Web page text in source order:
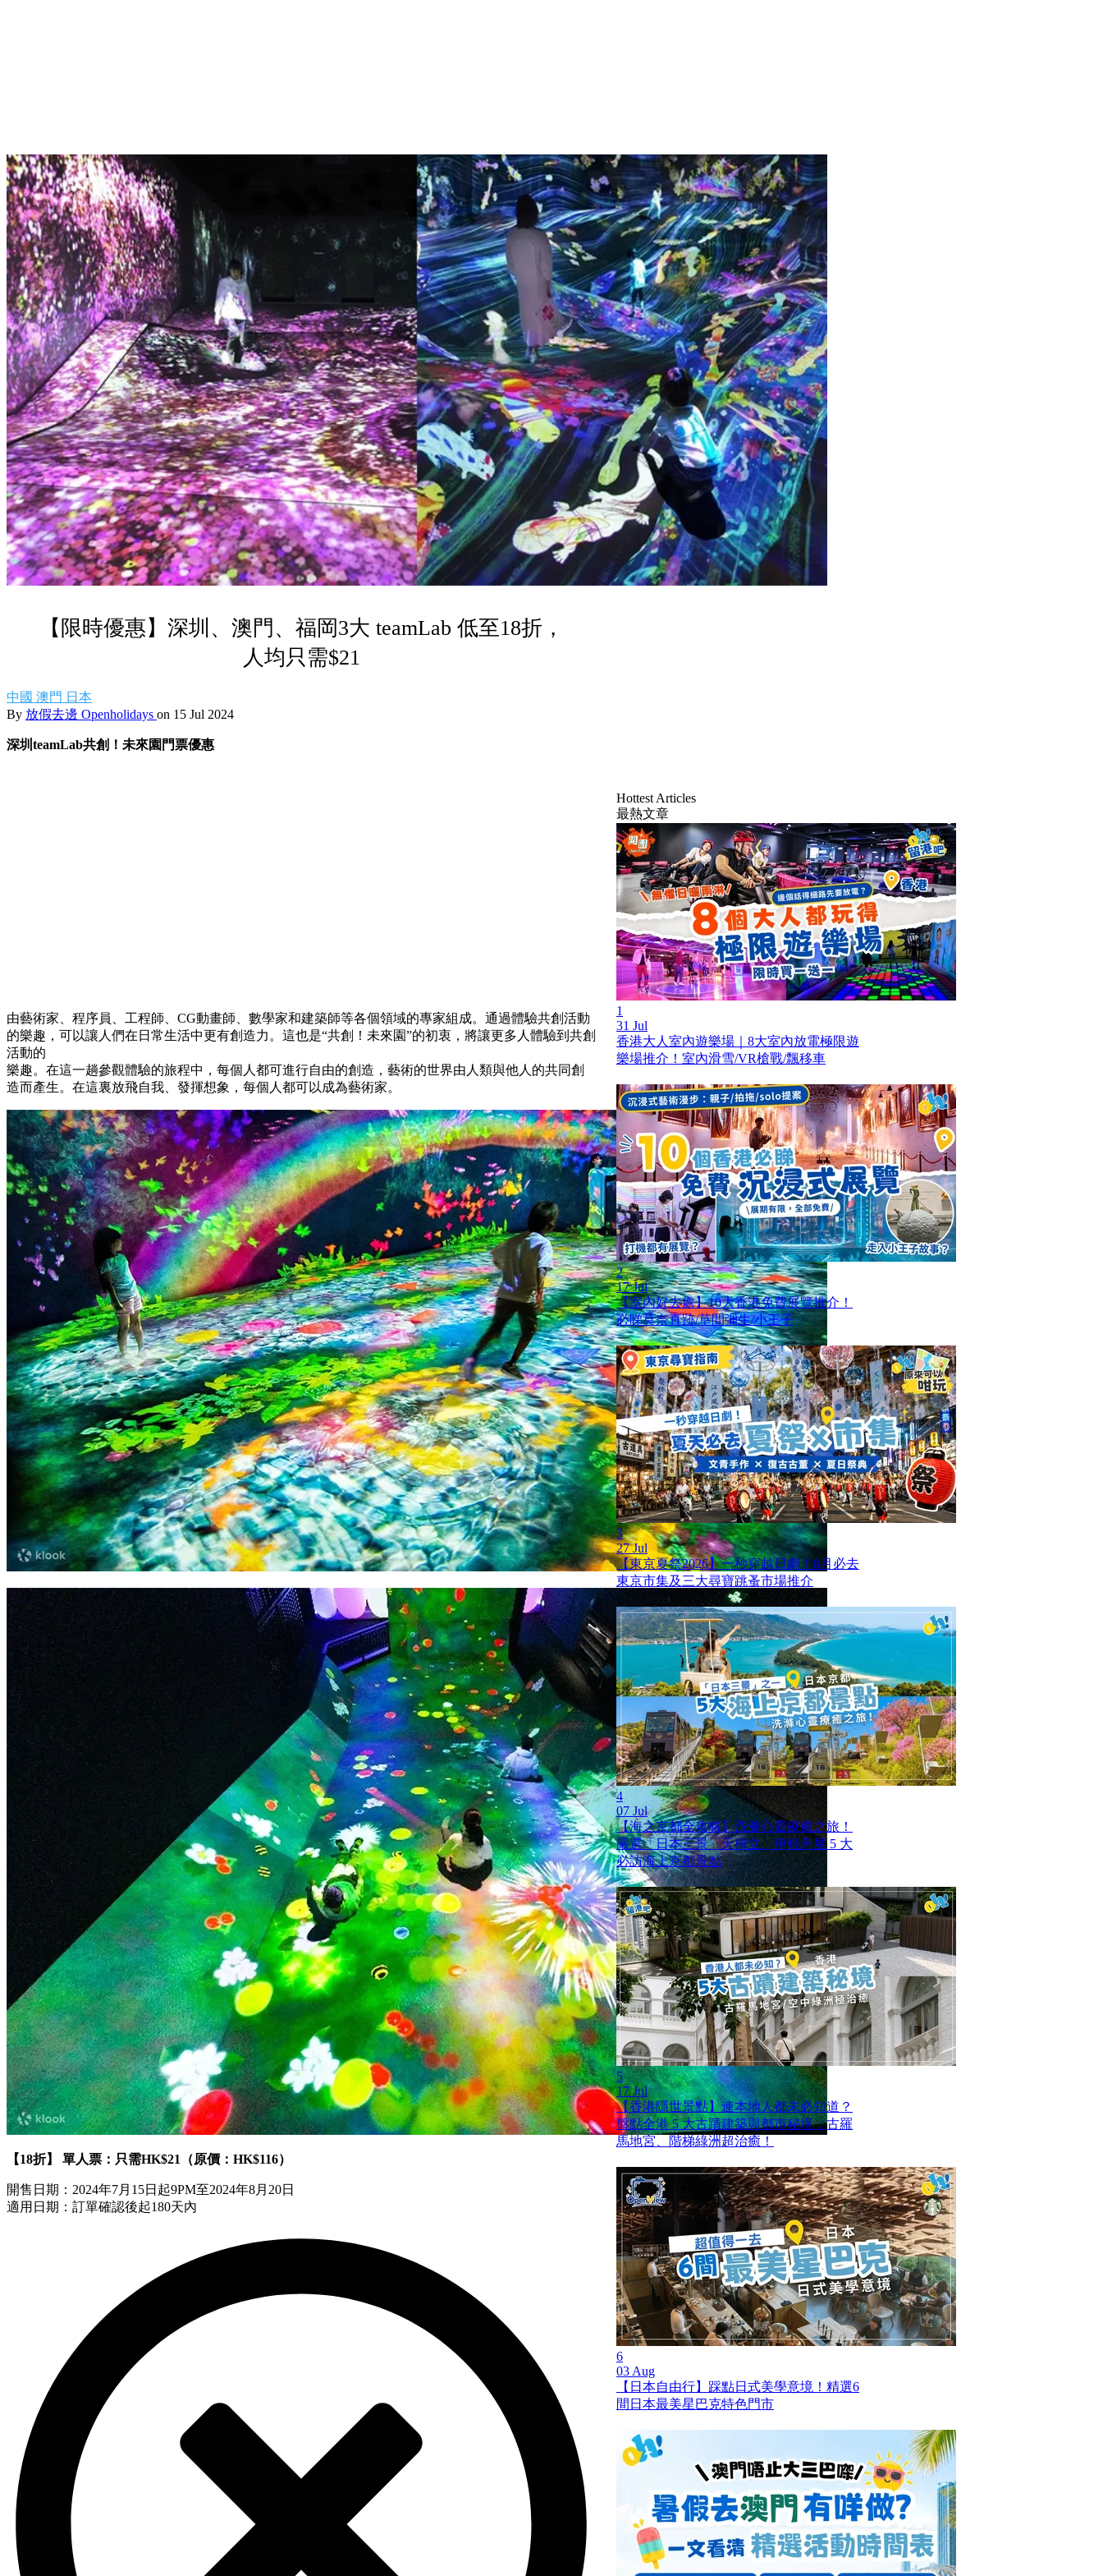
【限時優惠】深圳、澳門、福岡3大 teamLab 低至18折，
人均只需$21
中國 澳門 日本
By 放假去邊 Openholidays on 15 Jul 2024
深圳teamLab共創！未來園門票優惠
由藝術家、程序員、工程師、CG動畫師、數學家和建築師等各個領域的專家組成。通過體驗共創活動
的樂趣，可以讓人們在日常生活中更有創造力。這也是“共創！未來園”的初衷，將讓更多人體驗到共創
活動的
樂趣。在這一趟參觀體驗的旅程中，每個人都可進行自由的創造，藝術的世界由人類與他人的共同創
造而產生。在這裏放飛自我、發揮想象，每個人都可以成為藝術家。
【18折】 單人票：只需HK$21（原價：HK$116）
開售日期：2024年7月15日起9PM至2024年8月20日
適用日期：訂單確認後起180天內
Hottest Articles
最熱文章
1
31 Jul
香港大人室內遊樂場｜8大室內放電極限遊
樂場推介！室內滑雪/VR槍戰/飄移車
2
17 Jul
【室內好去處】10大香港免費展覽推介！
必睇莫奈真跡/草間彌生/小王子
3
27 Jul
【東京夏祭2026】一秒穿越日劇！8月必去
東京市集及三大尋寶跳蚤市場推介
4
07 Jul
【海之京都全攻略】洗滌心靈療癒之旅！
嚴選「日本三景」天橋立、伊根舟屋 5 大
必訪海上京都景點
5
17 Jul
【香港隱世景點】連本地人都未必知道？
盤點全港 5 大古蹟建築與都市秘境，古羅
馬地宮、階梯綠洲超治癒！
6
03 Aug
【日本自由行】踩點日式美學意境！精選6
間日本最美星巴克特色門市